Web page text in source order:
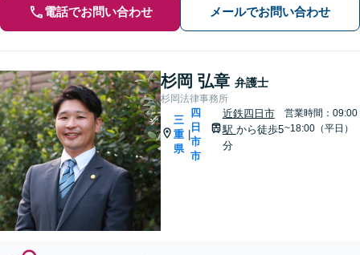
電話でお問い合わせ メールでお問い合わせ
杉岡 弘章 弁護士
杉岡法律事務所
三
重
県
四
日
市
市
近鉄四日市
駅 から徒歩5
分
営業時間：09:00
~18:00（平日）